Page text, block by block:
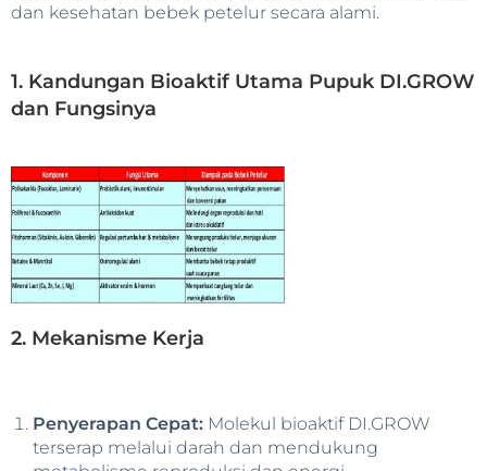
dan kesehatan bebek petelur secara alami.
1. Kandungan Bioaktif Utama Pupuk DI.GROW
dan Fungsinya
2. Mekanisme Kerja
Penyerapan Cepat: Molekul bioaktif DI.GROW
terserap melalui darah dan mendukung